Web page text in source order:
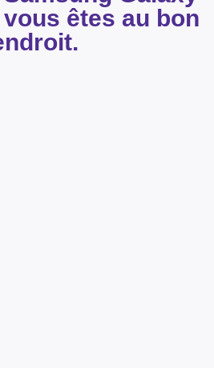
vous êtes au bon